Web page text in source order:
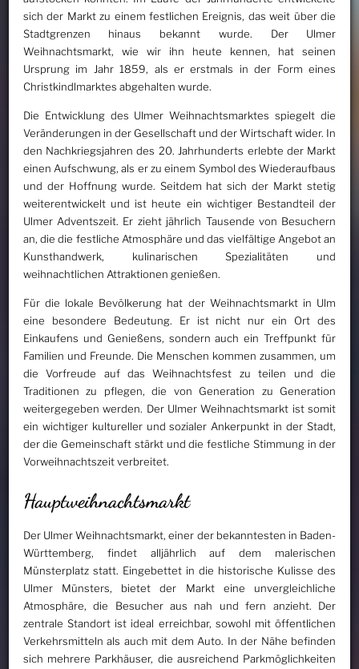
sich der Markt zu einem festlichen Ereignis, das weit über die
Stadtgrenzen hinaus bekannt wurde. Der Ulmer
Weihnachtsmarkt, wie wir ihn heute kennen, hat seinen
Ursprung im Jahr 1859, als er erstmals in der Form eines
Christkindlmarktes abgehalten wurde.
Die Entwicklung des Ulmer Weihnachtsmarktes spiegelt die
Veränderungen in der Gesellschaft und der Wirtschaft wider. In
den Nachkriegsjahren des 20. Jahrhunderts erlebte der Markt
einen Aufschwung, als er zu einem Symbol des Wiederaufbaus
und der Hoffnung wurde. Seitdem hat sich der Markt stetig
weiterentwickelt und ist heute ein wichtiger Bestandteil der
Ulmer Adventszeit. Er zieht jährlich Tausende von Besuchern
an, die die festliche Atmosphäre und das vielfältige Angebot an
Kunsthandwerk, kulinarischen Spezialitäten und
weihnachtlichen Attraktionen genießen.
Für die lokale Bevölkerung hat der Weihnachtsmarkt in Ulm
eine besondere Bedeutung. Er ist nicht nur ein Ort des
Einkaufens und Genießens, sondern auch ein Treffpunkt für
Familien und Freunde. Die Menschen kommen zusammen, um
die Vorfreude auf das Weihnachtsfest zu teilen und die
Traditionen zu pflegen, die von Generation zu Generation
weitergegeben werden. Der Ulmer Weihnachtsmarkt ist somit
ein wichtiger kultureller und sozialer Ankerpunkt in der Stadt,
der die Gemeinschaft stärkt und die festliche Stimmung in der
Vorweihnachtszeit verbreitet.
Hauptweihnachtsmarkt
Der Ulmer Weihnachtsmarkt, einer der bekanntesten in Baden-
Württemberg, findet alljährlich auf dem malerischen
Münsterplatz statt. Eingebettet in die historische Kulisse des
Ulmer Münsters, bietet der Markt eine unvergleichliche
Atmosphäre, die Besucher aus nah und fern anzieht. Der
zentrale Standort ist ideal erreichbar, sowohl mit öffentlichen
Verkehrsmitteln als auch mit dem Auto. In der Nähe befinden
sich mehrere Parkhäuser, die ausreichend Parkmöglichkeiten